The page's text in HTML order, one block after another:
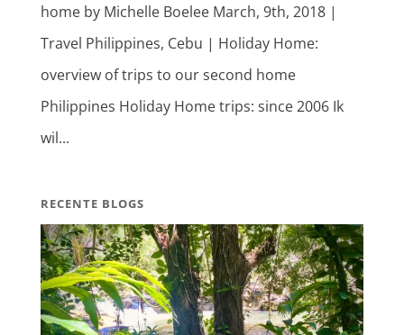
home by Michelle Boelee March, 9th, 2018 |
Travel Philippines, Cebu | Holiday Home:
overview of trips to our second home
Philippines Holiday Home trips: since 2006 Ik
wil...
RECENTE BLOGS